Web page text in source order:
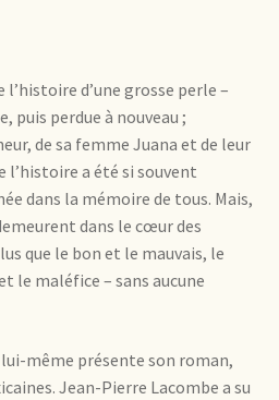
d’une grosse perle –
perdue à nouveau ;
de sa femme Juana et de leur
l’histoire a été si souvent
dans la mémoire de tous. Mais,
dans le cœur des
que le bon et le mauvais, le
le maléfice – sans aucune
lui-même présente son roman,
Jean-Pierre Lacombe a su